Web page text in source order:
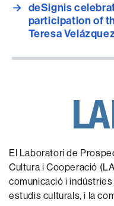
→ deSignis
participation of
Teresa
El Laboratori de
Cultura i Cooperació
comunicació i
estudis culturals, i la